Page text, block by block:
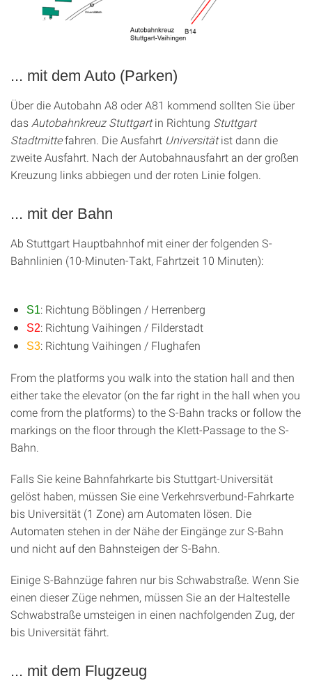
... mit dem Auto (Parken)
Über die Autobahn A8 oder A81 kommend sollten Sie über
das Autobahnkreuz Stuttgartin Richtung Stuttgart
Stadtmittefahren. Die Ausfahrt Universitätist dann die
zweite Ausfahrt. Nach der Autobahnausfahrt an der großen
Kreuzung links abbiegen und der roten Linie folgen.
... mit der Bahn
Ab Stuttgart Hauptbahnhof mit einer der folgenden S-
Bahnlinien (10-Minuten-Takt, Fahrtzeit 10 Minuten):
S1: Richtung Böblingen / Herrenberg
S2: Richtung Vaihingen / Filderstadt
S3: Richtung Vaihingen / Flughafen
From the platforms you walk into the station hall and then
either take the elevator (on the far right in the hall when you
come from the platforms) to the S-Bahn tracks or follow the
markings on the floor through the Klett-Passage to the S-
Bahn.
Falls Sie keine Bahnfahrkarte bis Stuttgart-Universität
gelöst haben, müssen Sie eine Verkehrsverbund-Fahrkarte
bis Universität (1 Zone) am Automaten lösen. Die
Automaten stehen in der Nähe der Eingänge zur S-Bahn
und nicht auf den Bahnsteigen der S-Bahn.
Einige S-Bahnzüge fahren nur bis Schwabstraße. Wenn Sie
einen dieser Züge nehmen, müssen Sie an der Haltestelle
Schwabstraße umsteigen in einen nachfolgenden Zug, der
bis Universität fährt.
... mit dem Flugzeug